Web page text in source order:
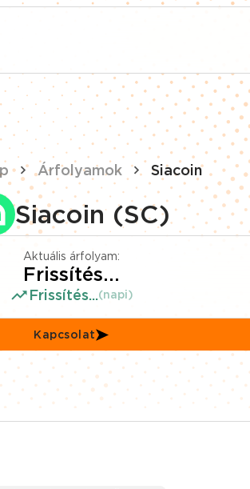
Árfolyamok Siacoin
Siacoin (SC)
Aktuális árfolyam:
Frissítés...
Frissítés...(napi)
Kapcsolat